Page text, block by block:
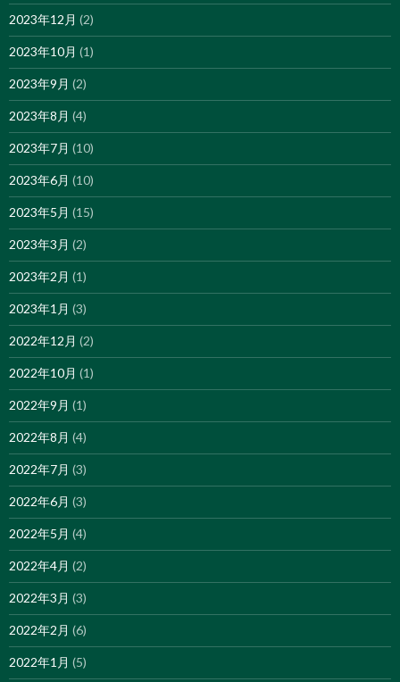
2023年12月 (2)
2023年10月 (1)
2023年9月 (2)
2023年8月 (4)
2023年7月 (10)
2023年6月 (10)
2023年5月 (15)
2023年3月 (2)
2023年2月 (1)
2023年1月 (3)
2022年12月 (2)
2022年10月 (1)
2022年9月 (1)
2022年8月 (4)
2022年7月 (3)
2022年6月 (3)
2022年5月 (4)
2022年4月 (2)
2022年3月 (3)
2022年2月 (6)
2022年1月 (5)